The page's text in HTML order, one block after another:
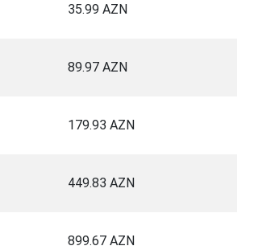
35.99 AZN
89.97 AZN
179.93 AZN
449.83 AZN
899.67 AZN